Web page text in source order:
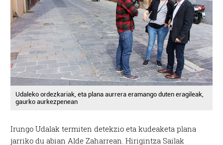
Udaleko ordezkariak, eta plana aurrera eramango duten eragileak,
gaurko aurkezpenean
Irungo Udalak termiten detekzio eta kudeaketa plana
jarriko du abian Alde Zaharrean. Hirigintza Sailak